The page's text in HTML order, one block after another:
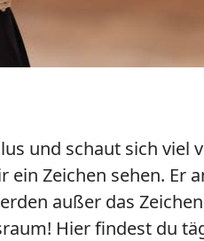
und schaut sich
Zeichen sehen.
außer das
Hier findest du